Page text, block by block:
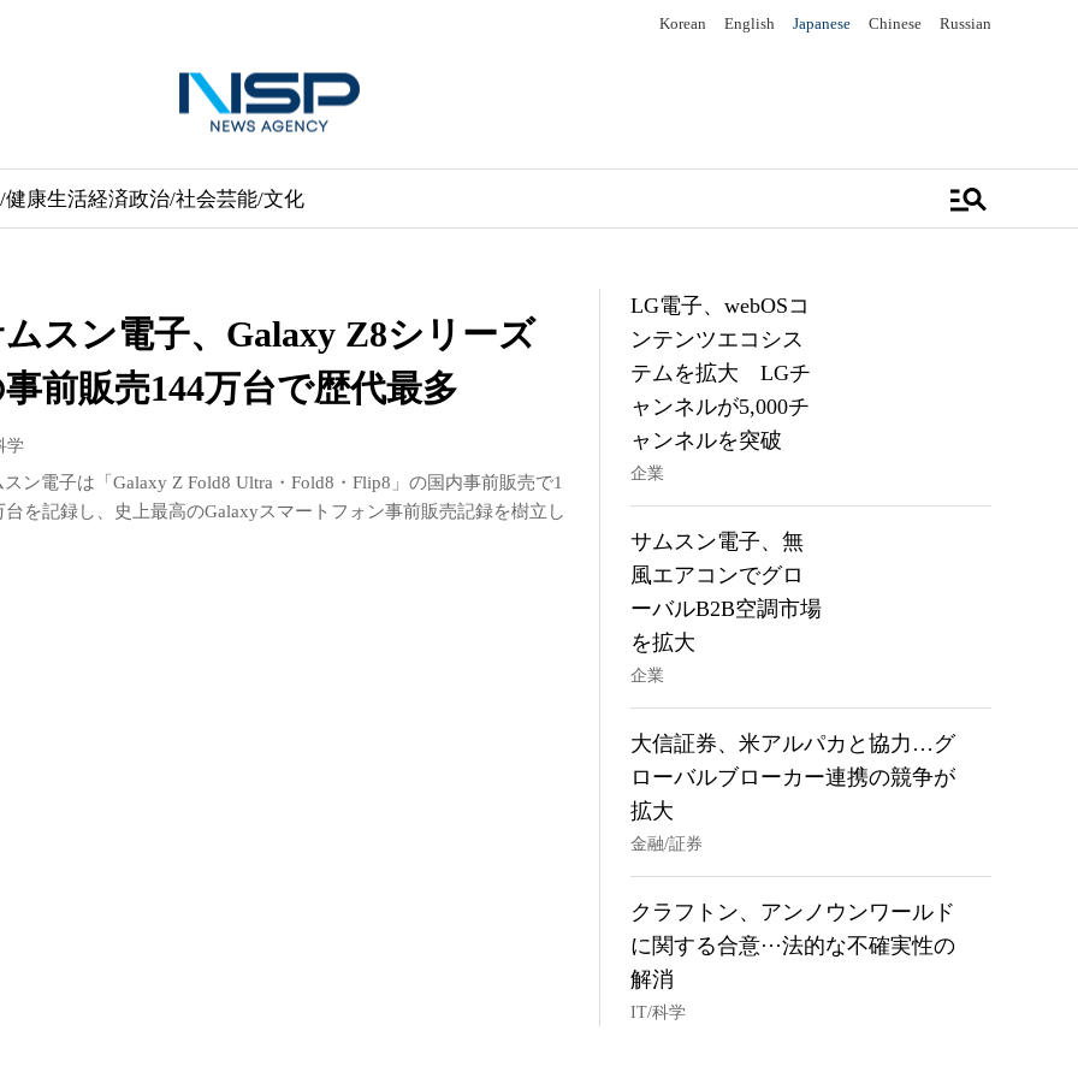
Korean English Japanese Chinese Russian
健康生活経済政治/社会芸能/文化 manage_search
スン電子、Galaxy Z8シリーズ
前販売144万台で歴代最多
学
スン電子は「Galaxy Z Fold8 Ultra・Fold8・Flip8」の国内事前販売で1
台を記録し、史上最高のGalaxyスマートフォン事前販売記録を樹立し
LG電子、webOSコ
ンテンツエコシス
テムを拡大 LGチ
ャンネルが5,000チ
ャンネルを突破
企業
サムスン電子、無
風エアコンでグロ
ーバルB2B空調市場
を拡大
企業
大信証券、米アルパカと協力…グ
ローバルブローカー連携の競争が
拡大
金融/証券
クラフトン、アンノウンワールド
に関する合意···法的な不確実性の
解消
IT/科学